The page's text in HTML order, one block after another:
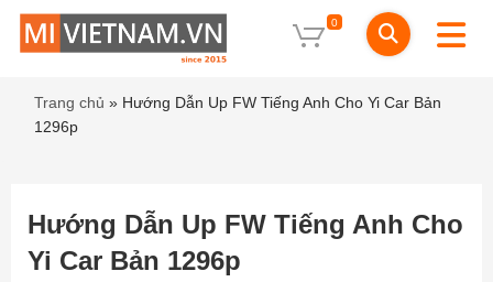
0
Trang chủ » Hướng Dẫn Up FW Tiếng Anh Cho Yi Car Bản
1296p
Hướng Dẫn Up FW Tiếng Anh Cho
Yi Car Bản 1296p